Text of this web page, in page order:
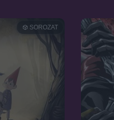
SOROZAT